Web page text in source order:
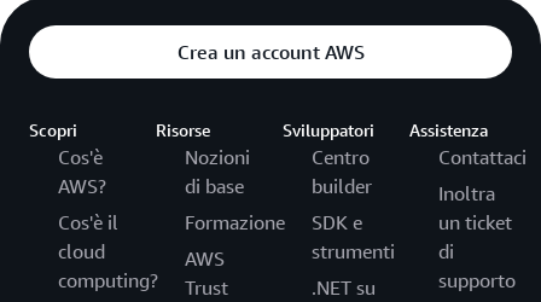
Crea un account AWS
Scopri
Cos'è
AWS?
Cos'è il
cloud
computing?
Risorse
Nozioni
di base
Formazione
AWS
Trust
Sviluppatori
Centro
builder
SDK e
strumenti
.NET su
Assistenza
Contattaci
Inoltra
un ticket
di
supporto